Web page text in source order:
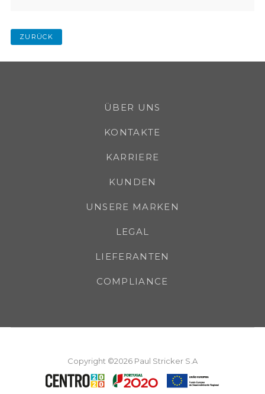
ZURÜCK
ÜBER UNS
KONTAKTE
KARRIERE
KUNDEN
UNSERE MARKEN
LEGAL
LIEFERANTEN
COMPLIANCE
Copyright ©2026 Paul Stricker S.A